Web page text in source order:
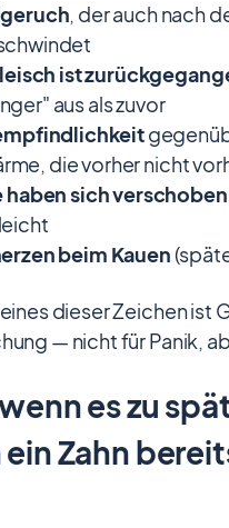
, der auch nach
ist
aus als zuvor
die vorher nicht
haben sich verschoben
beim Kauen
dieser Zeichen ist
— nicht für Panik,
es zu
Zahn